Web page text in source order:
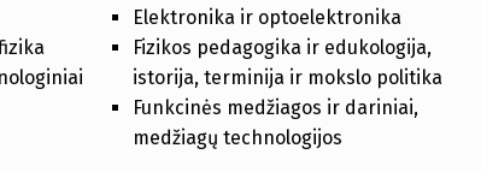
Elektronika ir optoelektronika
Fizikos pedagogika ir edukologija,
istorija, terminija ir mokslo politika
Funkcinės medžiagos ir dariniai,
medžiagų technologijos